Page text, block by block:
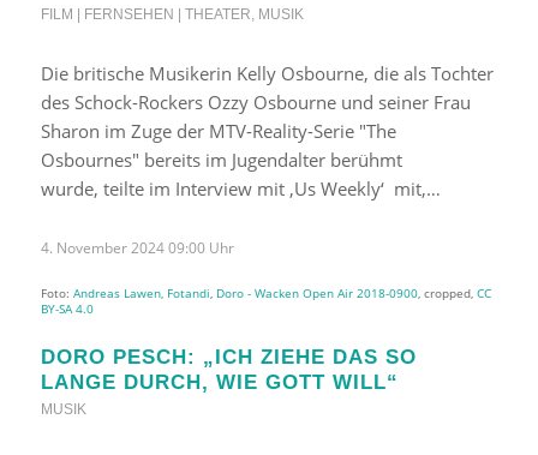
FILM | FERNSEHEN | THEATER, MUSIK
Die britische Musikerin Kelly Osbourne, die als Tochter
des Schock-Rockers Ozzy Osbourne und seiner Frau
Sharon im Zuge der MTV-Reality-Serie "The
Osbournes" bereits im Jugendalter berühmt
wurde, teilte im Interview mit ‚Us Weekly‘ mit,…
4. November 2024 09:00 Uhr
Foto: Andreas Lawen, Fotandi Doro - Wacken Open Air 2018-0900, cropped, CC
BY-SA 4.0
DORO PESCH: „ICH ZIEHE DAS SO
LANGE DURCH, WIE GOTT WILL“
MUSIK